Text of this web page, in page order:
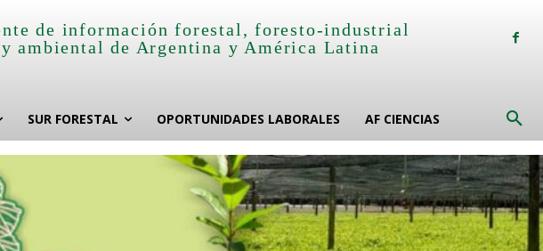
de información forestal, foresto-industrial
y ambiental de Argentina y América Latina
SUR FORESTAL OPORTUNIDADES LABORALES AF CIENCIAS